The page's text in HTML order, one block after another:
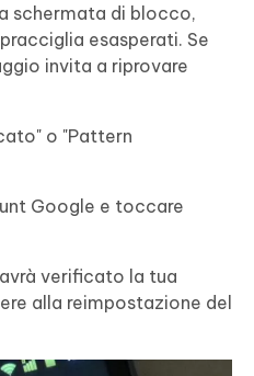
schermata di blocco,
esasperati. Se
invita a riprovare
o "Pattern
Google e toccare
verificato la tua
alla reimpostazione del